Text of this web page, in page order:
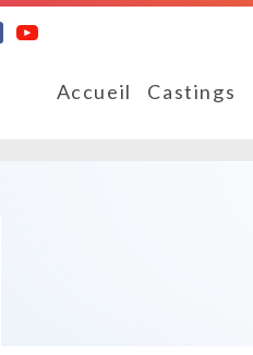
Accueil Castings